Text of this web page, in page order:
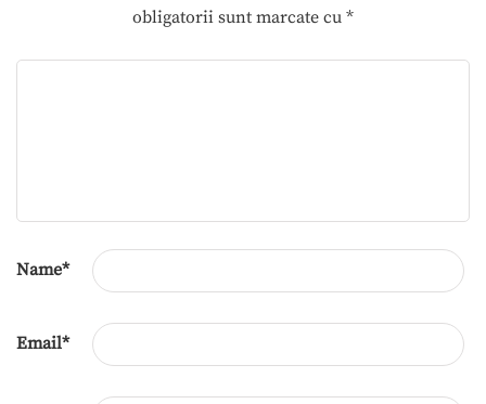
obligatorii sunt marcate cu *
Name*
Email*